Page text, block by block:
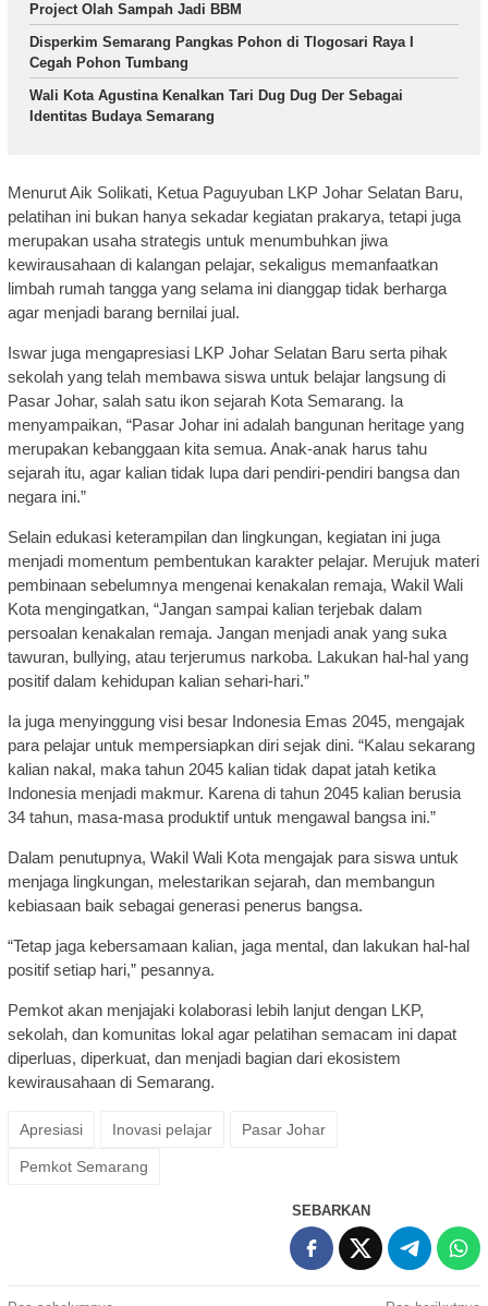
Project Olah Sampah Jadi BBM
Disperkim Semarang Pangkas Pohon di Tlogosari Raya I
Cegah Pohon Tumbang
Wali Kota Agustina Kenalkan Tari Dug Dug Der Sebagai
Identitas Budaya Semarang
Menurut Aik Solikati, Ketua Paguyuban LKP Johar Selatan Baru,
pelatihan ini bukan hanya sekadar kegiatan prakarya, tetapi juga
merupakan usaha strategis untuk menumbuhkan jiwa
kewirausahaan di kalangan pelajar, sekaligus memanfaatkan
limbah rumah tangga yang selama ini dianggap tidak berharga
agar menjadi barang bernilai jual.
Iswar juga mengapresiasi LKP Johar Selatan Baru serta pihak
sekolah yang telah membawa siswa untuk belajar langsung di
Pasar Johar, salah satu ikon sejarah Kota Semarang. Ia
menyampaikan, “Pasar Johar ini adalah bangunan heritage yang
merupakan kebanggaan kita semua. Anak-anak harus tahu
sejarah itu, agar kalian tidak lupa dari pendiri-pendiri bangsa dan
negara ini.”
Selain edukasi keterampilan dan lingkungan, kegiatan ini juga
menjadi momentum pembentukan karakter pelajar. Merujuk materi
pembinaan sebelumnya mengenai kenakalan remaja, Wakil Wali
Kota mengingatkan, “Jangan sampai kalian terjebak dalam
persoalan kenakalan remaja. Jangan menjadi anak yang suka
tawuran, bullying, atau terjerumus narkoba. Lakukan hal-hal yang
positif dalam kehidupan kalian sehari-hari.”
Ia juga menyinggung visi besar Indonesia Emas 2045, mengajak
para pelajar untuk mempersiapkan diri sejak dini. “Kalau sekarang
kalian nakal, maka tahun 2045 kalian tidak dapat jatah ketika
Indonesia menjadi makmur. Karena di tahun 2045 kalian berusia
34 tahun, masa-masa produktif untuk mengawal bangsa ini.”
Dalam penutupnya, Wakil Wali Kota mengajak para siswa untuk
menjaga lingkungan, melestarikan sejarah, dan membangun
kebiasaan baik sebagai generasi penerus bangsa.
“Tetap jaga kebersamaan kalian, jaga mental, dan lakukan hal-hal
positif setiap hari,” pesannya.
Pemkot akan menjajaki kolaborasi lebih lanjut dengan LKP,
sekolah, dan komunitas lokal agar pelatihan semacam ini dapat
diperluas, diperkuat, dan menjadi bagian dari ekosistem
kewirausahaan di Semarang.
Apresiasi Inovasi pelajar Pasar Johar
Pemkot Semarang
SEBARKAN